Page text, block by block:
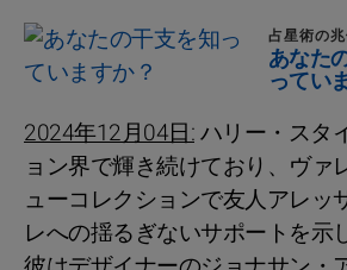
占星術の
あなた
ってい
2024年12月04日:ハリー・スタ
ョン界で輝き続けており、ヴァ
ューコレクションで友人アレッ
レへの揺るぎないサポートを示